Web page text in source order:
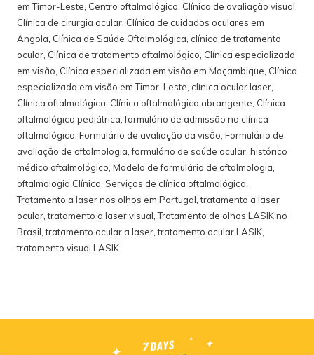
em Timor-Leste Centro oftalmológico Clínica de avaliação visual
Clínica de cirurgia ocular Clínica de cuidados oculares em
Angola Clínica de Saúde Oftalmológica clínica de tratamento
ocular Clínica de tratamento oftalmológico Clínica especializada
em visão Clínica especializada em visão em Moçambique Clínica
especializada em visão em Timor-Leste clínica ocular laser
Clínica oftalmológica Clínica oftalmológica abrangente Clínica
oftalmológica pediátrica ,formulário de admissão na clínica
oftalmológica Formulário de avaliação da visão Formulário de
avaliação de oftalmologia ,formulário de saúde ocular histórico
médico oftalmológico Modelo de formulário de oftalmologia
oftalmologia Clínica Serviços de clínica oftalmológica
Tratamento a laser nos olhos em Portugal ,tratamento a laser
ocular ,tratamento a laser visual ,Tratamento de olhos LASIK no
Brasil ,tratamento ocular a laser ,tratamento ocular LASIK
tratamento visual LASIK